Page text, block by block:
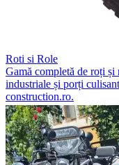
Roti si Role
Gamă completă de roți
industriale și porți
construction.ro.